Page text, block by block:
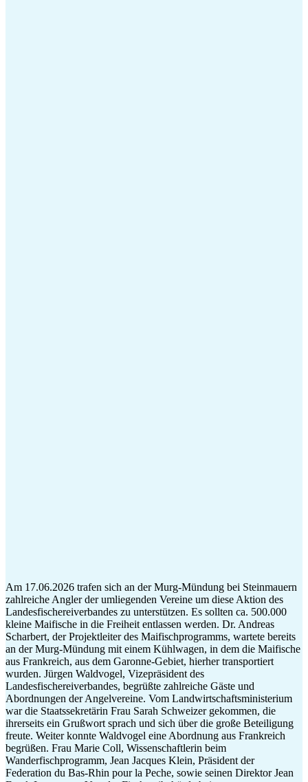
Am 17.06.2026 trafen sich an der Murg-Mündung bei Steinmauern
zahlreiche Angler der umliegenden Vereine um diese Aktion des
Landesfischereiverbandes zu unterstützen. Es sollten ca. 500.000
kleine Maifische in die Freiheit entlassen werden. Dr. Andreas
Scharbert, der Projektleiter des Maifischprogramms, wartete bereits
an der Murg-Mündung mit einem Kühlwagen, in dem die Maifische
aus Frankreich, aus dem Garonne-Gebiet, hierher transportiert
wurden. Jürgen Waldvogel, Vizepräsident des
Landesfischereiverbandes, begrüßte zahlreiche Gäste und
Abordnungen der Angelvereine. Vom Landwirtschaftsministerium
war die Staatssekretärin Frau Sarah Schweizer gekommen, die
ihrerseits ein Grußwort sprach und sich über die große Beteiligung
freute. Weiter konnte Waldvogel eine Abordnung aus Frankreich
begrüßen. Frau Marie Coll, Wissenschaftlerin beim
Wanderfischprogramm, Jean Jacques Klein, Präsident der
Federation du Bas-Rhin pour la Peche, sowie seinen Direktor Jean